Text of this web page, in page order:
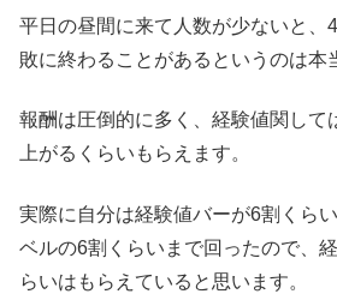
平日の昼間に来て人数が少ないと、
敗に終わることがあるというのは本
報酬は圧倒的に多く、経験値関して
上がるくらいもらえます。
実際に自分は経験値バーが6割くら
ベルの6割くらいまで回ったので、
らいはもらえていると思います。